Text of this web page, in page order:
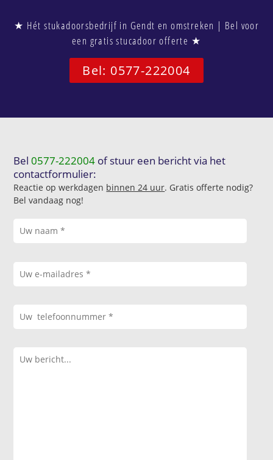
★ Hét stukadoorsbedrijf in Gendt en omstreken | Bel voor
een gratis stucadoor offerte ★
Bel: 0577-222004
Bel0577-222004 of stuur een bericht via het
contactformulier:
Reactie op werkdagen binnen 24 uur. Gratis offerte nodig?
Bel vandaag nog!